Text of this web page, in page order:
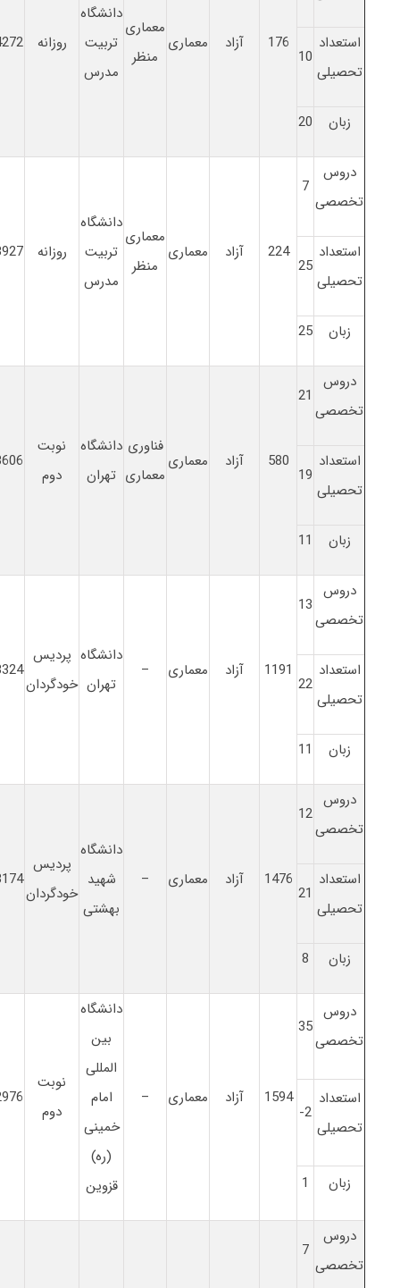
176 آزاد معماری
معماری
منظر
دانشگاه
تربیت
مدرس
روزانه
استعداد
تحصیلی
10
زبان 20
دروس
تخصصی
7
224 آزاد معماری
معماری
منظر
دانشگاه
تربیت
مدرس
روزانه
استعداد
تحصیلی
25
زبان 25
دروس
تخصصی
21
580 آزاد معماری
فناوری
معماری
دانشگاه
تهران
نوبت
دوم
استعداد
تحصیلی
19
زبان 11
دروس
تخصصی
13
1191 آزاد معماری –
دانشگاه
تهران
پردیس
خودگردان
استعداد
تحصیلی
22
زبان 11
دروس
تخصصی
12
1476 آزاد معماری –
دانشگاه
شهید
بهشتی
پردیس
خودگردان
استعداد
تحصیلی
21
زبان 8
دروس
تخصصی
35
1594 آزاد معماری –
دانشگاه
بین
المللی
امام
خمینی
(ره)
قزوین
نوبت
دوم
استعداد
تحصیلی
2-
زبان 1
دروس
تخصصی
7